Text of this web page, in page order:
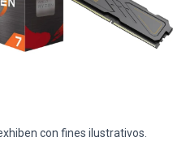
con fines ilustrativos.